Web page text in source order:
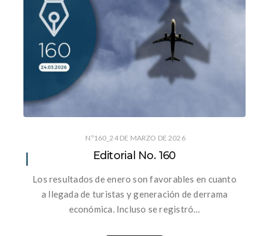
Nº160_24 DE MARZO DE 2026
Editorial No. 160
Los resultados de enero son favorables en cuanto
a llegada de turistas y generación de derrama
económica. Incluso se registró…